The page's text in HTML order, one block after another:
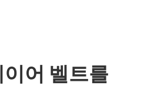
어 벨트를